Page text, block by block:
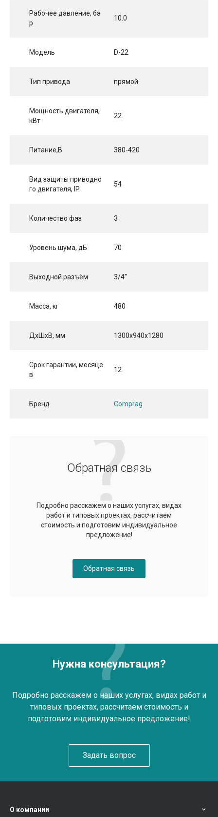
Рабочее давление, ба
р
10.0
Модель D-22
Тип привода прямой
Мощность двигателя,
кВт
22
Питание,В 380-420
Вид защиты приводно
го двигателя, IP
54
Количество фаз 3
Уровень шума, дБ 70
Выходной разъём 3/4"
Масса, кг 480
ДхШхВ, мм 1300x940x1280
Срок гарантии, месяце
в
12
Бренд Comprag
Обратная связь
Подробно расскажем о наших услугах, видах
работ и типовых проектах, рассчитаем
стоимость и подготовим индивидуальное
предложение!
Обратная связь
Нужна консультация?
Подробно расскажем о наших услугах, видах работ и
типовых проектах, рассчитаем стоимость и
подготовим индивидуальное предложение!
Задать вопрос
О компании